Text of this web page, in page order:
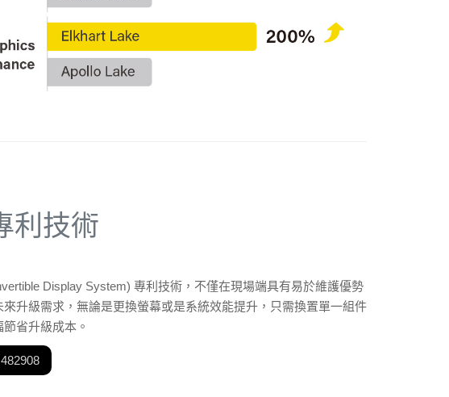
利技術
Display System) 專利技術，不僅在現場端具有易於維護優勢
升級需求，無論是更換螢幕或是系統效能提升，只需換置單一組件
省升級成本。